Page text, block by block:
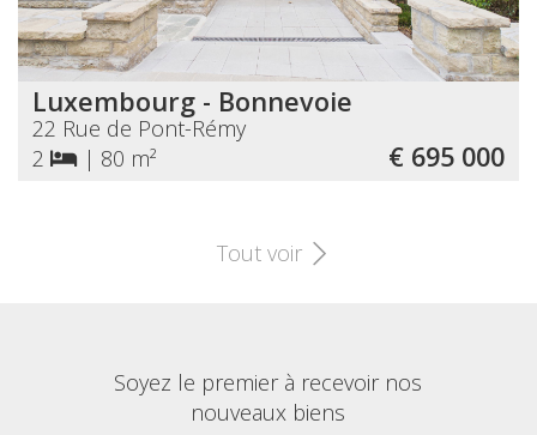
Luxembourg - Bonnevoie
22 Rue de Pont-Rémy
2
| 80 m² € 695 000
Tout voir
Soyez le premier à recevoir nos
nouveaux biens